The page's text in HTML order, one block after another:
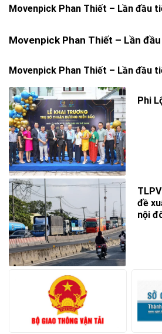
Movenpick Phan Thiết – Lần đầu
Movenpick Phan Thiết – Lần
Movenpick Phan Thiết – Lần đầu
Phi
đề
nội